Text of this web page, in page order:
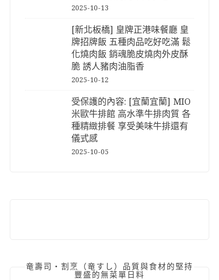
2025-10-13
[新北板橋] 皇牌正港味餐廳 皇
牌招牌飯 五種肉品吃好吃滿 鬆
化燒肉飯 銷魂脆皮燒肉外皮酥
脆 誘人豬肉油脂香
2025-10-12
受保護的內容: [宜蘭宜蘭] MIO
米歐牛排館 高水準牛排肉質 各
種精緻排餐 享受美味牛排還有
儀式感
2025-10-05
竜壽司‧割烹（竜すし）品質與食材的堅持
豐盛的無菜單日料